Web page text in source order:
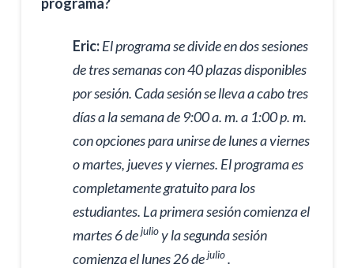
Eric:El programa se divide en dos sesiones
de tres semanas con 40 plazas disponibles
por sesión. Cada sesión se lleva a cabo tres
días a la semana de 9:00 a. m. a 1:00 p. m.
con opciones para unirse de lunes a viernes
o martes, jueves y viernes. El programa es
completamente gratuito para los
estudiantes. La primera sesión comienza el
martes 6 dejulioy la segunda sesión
comienza el lunes 26 dejulio.